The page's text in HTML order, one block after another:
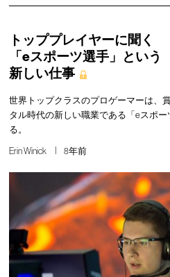
トッププレイヤーに聞く
「eスポーツ選手」という
新しい仕事
世界トップクラスのプロゲーマーは、
タル時代の新しい職業である「eスポ
る。
Erin Winick 8年前